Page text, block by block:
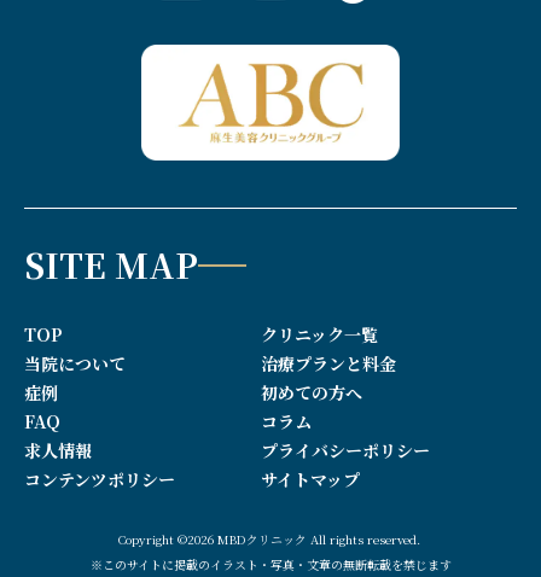
SITE MAP
TOP
クリニック一覧
当院について
治療プランと料金
症例
初めての方へ
FAQ
コラム
求人情報
プライバシーポリシー
コンテンツポリシー
サイトマップ
Copyright ©2026 MBDクリニック All rights reserved.
※このサイトに掲載のイラスト・写真・文章の無断転載を禁じます